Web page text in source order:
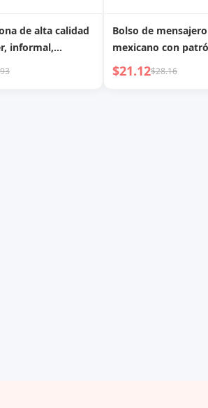
de alta calidad
informal,
elegante,
almacenamiento
Bolso de mensajero
mexicano con
cocodrilo, bolso
pequeño, bolso de
$21.12$28.16